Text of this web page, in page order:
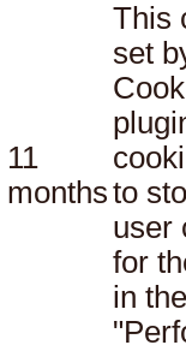
11
months
This
set
to
user
for
in